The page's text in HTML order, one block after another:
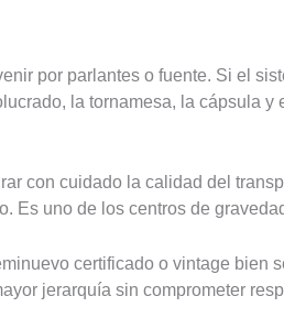
por parlantes o fuente. Si el
la tornamesa, la cápsula
con cuidado la calidad del
Es uno de los centros de
certificado o vintage
jerarquía sin comprometer